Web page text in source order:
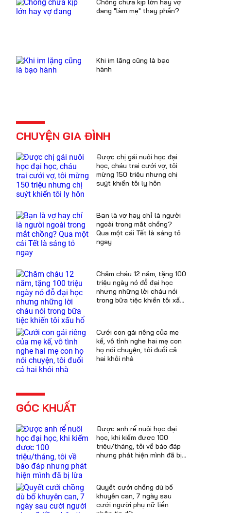
Chồng chưa kịp lớn hay vợ
đang "làm mẹ" thay phần?
Khi im lặng cũng là bạo
hành
CHUYỆN GIA ĐÌNH
Được chị gái nuôi học đại
học, cháu trai cưới vợ, tôi
mừng 150 triệu nhưng chị
suýt khiến tôi ly hôn
Bạn là vợ hay chỉ là người
ngoài trong mắt chồng?
Qua một cái Tết là sáng tỏ
ngay
Chăm cháu 12 năm, tặng 100
triệu ngày nó đỗ đại học
nhưng những lời cháu nói
trong bữa tiệc khiến tôi xấu
Cưới con gái riêng của mẹ
kế, vô tình nghe hai mẹ con
họ nói chuyện, tôi đuổi cả
hai khỏi nhà
GÓC KHUẤT
Được anh rể nuôi học đại
học, khi kiếm được 100
triệu/tháng, tôi về báo đáp
nhưng phát hiện mình đã bị
Quyết cưới chồng dù bố
khuyên can, 7 ngày sau
cưới người phụ nữ liền